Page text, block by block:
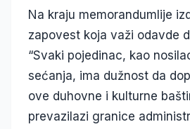
Na kraju memorandumlije
zapovest koja važi odavde
“Svaki pojedinac, kao
sećanja, ima dužnost da
ove duhovne i kulturne
prevazilazi granice